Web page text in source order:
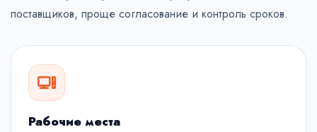
поставщиков, проще согласование и контроль сроков.
Рабочие места